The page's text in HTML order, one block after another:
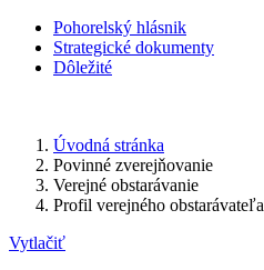
Pohorelský hlásnik
Strategické dokumenty
Dôležité
Úvodná stránka
Povinné zverejňovanie
Verejné obstarávanie
Profil verejného obstarávateľa
Vytlačiť